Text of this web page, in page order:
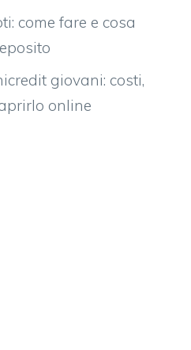
come fare e cosa
giovani: costi,
online